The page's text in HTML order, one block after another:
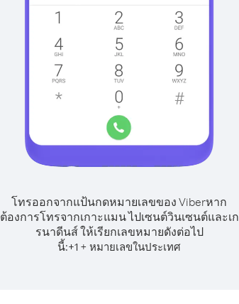
โทรออกจากแป้นกดหมายเลขของ Viberหาก
ต้องการโทรจากเกาะแมน ไปเซนต์วินเซนต์และเก
รนาดีนส์ ให้เรียกเลขหมายดังต่อไป
นี้:+1 + หมายเลขในประเทศ